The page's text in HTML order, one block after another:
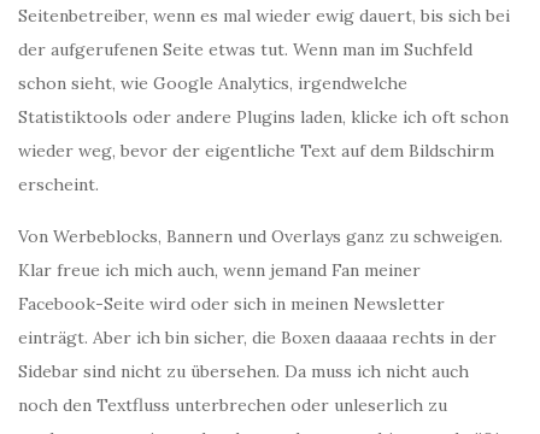
Seitenbetreiber, wenn es mal wieder ewig dauert, bis sich bei
der aufgerufenen Seite etwas tut. Wenn man im Suchfeld
schon sieht, wie Google Analytics, irgendwelche
Statistiktools oder andere Plugins laden, klicke ich oft schon
wieder weg, bevor der eigentliche Text auf dem Bildschirm
erscheint.
Von Werbeblocks, Bannern und Overlays ganz zu schweigen.
Klar freue ich mich auch, wenn jemand Fan meiner
Facebook-Seite wird oder sich in meinen Newsletter
einträgt. Aber ich bin sicher, die Boxen daaaaa rechts in der
Sidebar sind nicht zu übersehen. Da muss ich nicht auch
noch den Textfluss unterbrechen oder unleserlich zu